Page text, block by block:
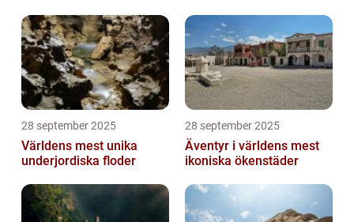
28 september 2025
Världens mest unika
underjordiska floder
28 september 2025
Äventyr i världens mest
ikoniska ökenstäder